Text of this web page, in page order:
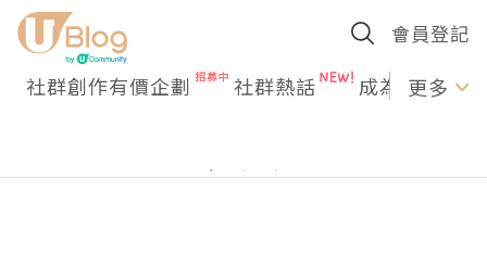
會員登記
社群創作有價企劃 社群熱話 成為U更多